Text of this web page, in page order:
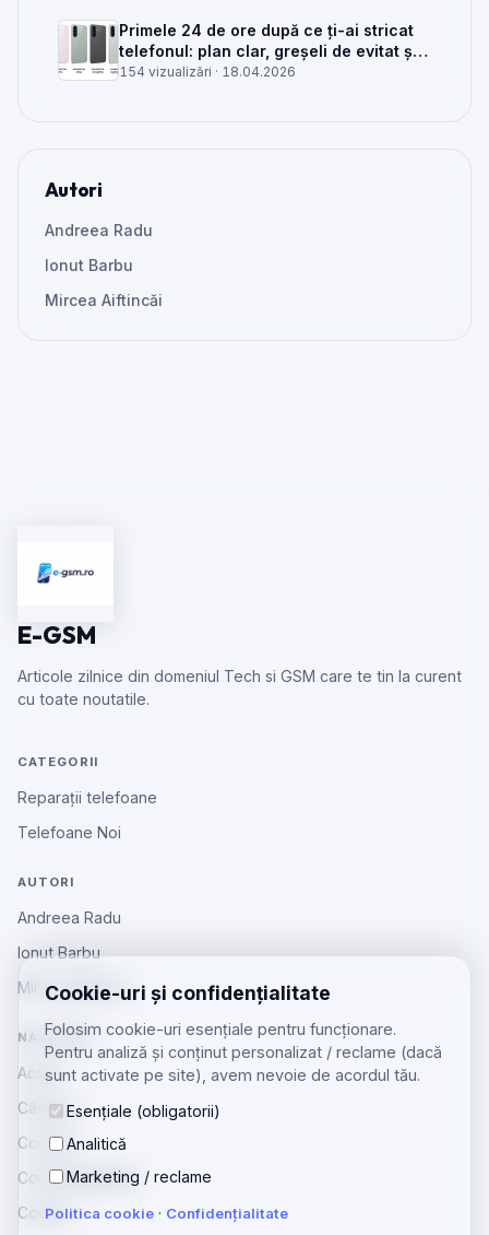
Cookie-uri și confidențialitate
Folosim cookie-uri esențiale pentru funcționare.
Pentru analiză și conținut personalizat / reclame (dacă
sunt activate pe site), avem nevoie de acordul tău.
Esențiale (obligatorii)
Analitică
Marketing / reclame
Politica cookie · Confidențialitate
Primele 24 de ore după ce ți-ai stricat
telefonul: plan clar, greșeli de evitat și
când mai merită reparat
154 vizualizări · 18.04.2026
Autori
Andreea Radu
Ionut Barbu
Mircea Aiftincăi
E-GSM
Articole zilnice din domeniul Tech si GSM care te tin la curent
cu toate noutatile.
CATEGORII
Reparații telefoane
Telefoane Noi
AUTORI
Andreea Radu
Ionut Barbu
Mircea Aiftincăi
NAVIGARE
Acasă
Căutare
Contact
Confidențialitate
Cookie